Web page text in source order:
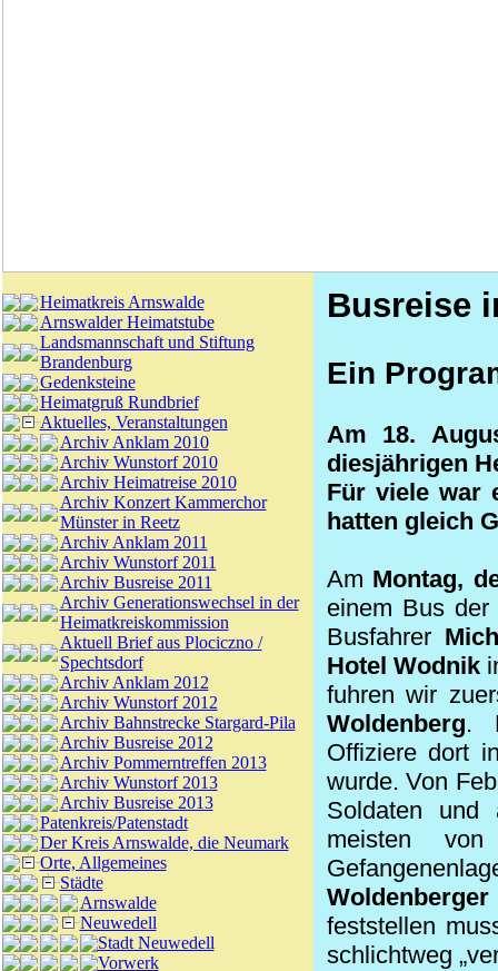
Heimatkreis Arnswalde
Arnswalder Heimatstube
Landsmannschaft und Stiftung
Brandenburg
Gedenksteine
Heimatgruß Rundbrief
Aktuelles, Veranstaltungen
Archiv Anklam 2010
Archiv Wunstorf 2010
Archiv Heimatreise 2010
Archiv Konzert Kammerchor
Münster in Reetz
Archiv Anklam 2011
Archiv Wunstorf 2011
Archiv Busreise 2011
Archiv Generationswechsel in der
Heimatkreiskommission
Aktuell Brief aus Plociczno /
Spechtsdorf
Archiv Anklam 2012
Archiv Wunstorf 2012
Archiv Bahnstrecke Stargard-Pila
Archiv Busreise 2012
Archiv Pommerntreffen 2013
Archiv Wunstorf 2013
Archiv Busreise 2013
Patenkreis/Patenstadt
Der Kreis Arnswalde, die Neumark
Orte, Allgemeines
Städte
Arnswalde
Neuwedell
Stadt Neuwedell
Vorwerk
Busreise
Ein
Am 18.
diesjährigen
Für viele war
hatten gleich
Am Montag,
einem Bus
Busfahrer
Hotel Wodnik
fuhren wir
Woldenberg.
Offiziere dort
wurde. Von
Soldaten und
meisten
feststellen
schlichtweg